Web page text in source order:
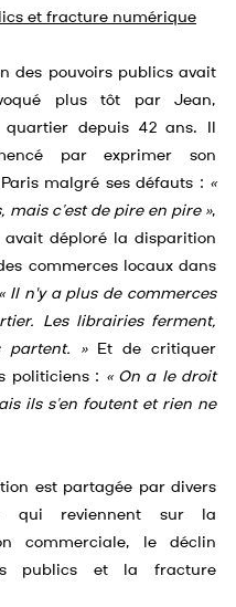
et fracture numérique
des pouvoirs publics avait
plus tôt par Jean,
depuis 42 ans. Il
par exprimer son
malgré ses défauts : «
mais c’est de pire en pire »,
déploré la disparition
commerces locaux dans
« Il n'y a plus de commerces
Les librairies ferment,
partent. » Et de critiquer
politiciens : « On a le droit
ils s’en foutent et rien ne
est partagée par divers
qui reviennent sur la
commerciale, le déclin
publics et la fracture